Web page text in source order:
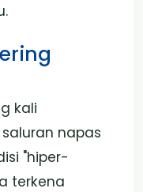
kali
napas
"hiper-
terkena